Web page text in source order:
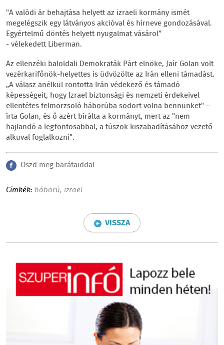
"A valódi ár behajtása helyett az izraeli kormány ismét
megelégszik egy látványos akcióval és hírneve gondozásával.
Egyértelmű döntés helyett nyugalmat vásárol”
- vélekedett Liberman.
Az ellenzéki baloldali Demokraták Párt elnöke, Jaír Golan volt
vezérkarifőnök-helyettes is üdvözölte az Irán elleni támadást.
„A válasz anélkül rontotta Irán védekező és támadó
képességeit, hogy Izrael biztonsági és nemzeti érdekeivel
ellentétes felmorzsoló háborúba sodort volna bennünket" –
írta Golan, és ő azért bírálta a kormányt, mert az "nem
hajlandó a legfontosabbal, a túszok kiszabadításához vezető
alkuval foglalkozni".
Oszd meg barátaiddal
Címkék: háború, izrael
VISSZA